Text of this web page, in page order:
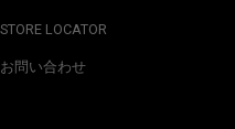
STORE LOCATOR
お問い合わせ